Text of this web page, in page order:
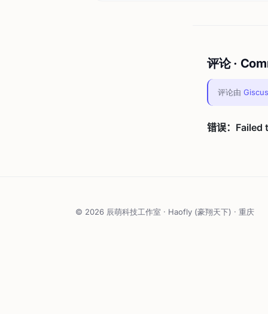
评论 ·
评论由 Giscus
© 2026 辰萌科技工作室 · Haofly (豪翔天下) · 重庆